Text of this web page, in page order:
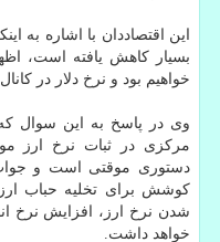
این اقتصاددان با اشاره به
خواهیم بود و نرخ دلار در كانال 4400 تا 4600 باقی خواهد ماند.
وی در پاسخ به این سوال
مركزی در ثبات نرخ ارز
دستوری موقتی است و
كوشش برای تخلیه حباب
شدن نرخ ارز، افزایش نرخ
خواهد داشت.